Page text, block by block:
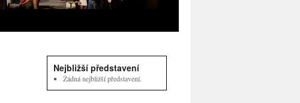
Nejbližší představení
Žádná nejbližší představení.